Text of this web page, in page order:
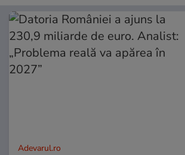
Adevarul.ro